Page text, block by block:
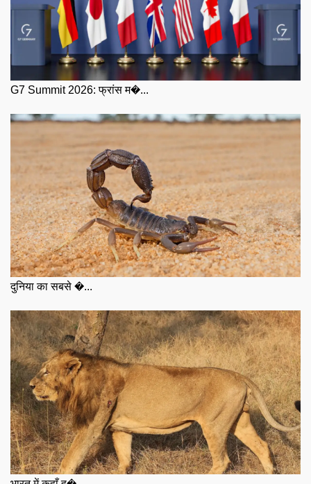
G7 Summit 2026: फ्रांस म�...
दुनिया का सबसे �...